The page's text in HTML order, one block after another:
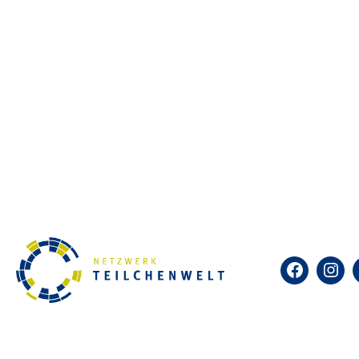
Facebook
Was sind kosmische
„International Cosmic Day“
Welt können die Forschung
Wissenschaftler:innen
und Auswertung der Daten
Weitere Informationen unter:
Wie hat sich unser Universum
entstehen, was macht
sich wohlfühlt? Und wie sieht